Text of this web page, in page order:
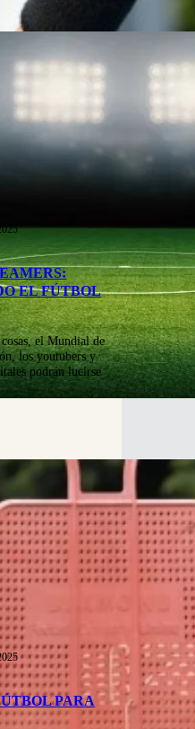
EL FÚTBOL
el Mundial de
los youtubers y
podrán lucirse
PARA